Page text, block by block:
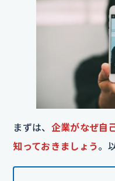
まずは、 企業がなぜ自
知っておきましょう 。